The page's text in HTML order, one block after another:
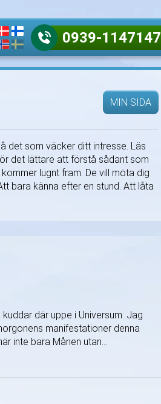
0939-1147147
MIN SIDA
det som väcker ditt intresse. Läs
det lättare att förstå sådant som
lugnt fram. De vill möta dig
bara känna efter en stund. Att låta
där uppe i Universum. Jag
manifestationer denna
inte bara Månen utan...